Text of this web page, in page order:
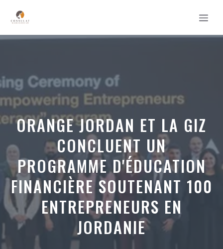
contenu
ORANGE JORDAN ET LA GIZ
CONCLUENT UN
PROGRAMME D'ÉDUCATION
FINANCIÈRE SOUTENANT 100
ENTREPRENEURS EN
JORDANIE